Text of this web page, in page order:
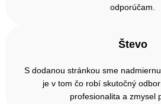
odporúčam.
Števo
S dodanou stránkou sme
je v tom čo robí skutočný
profesionalita a zmysel